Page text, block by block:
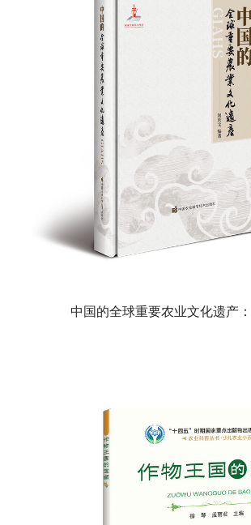
中国的全球重要农业文化遗产